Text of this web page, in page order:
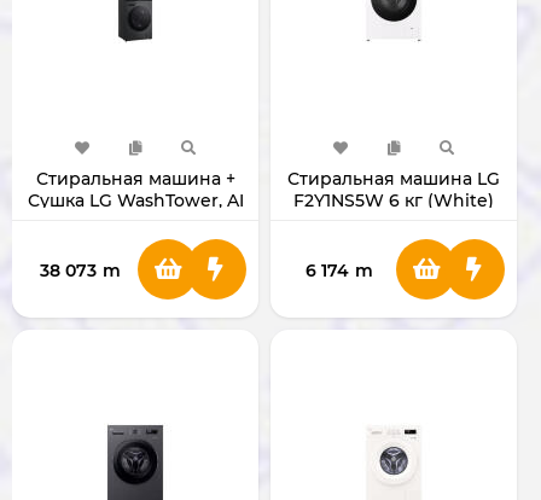
Стиральная машина +
Сушка LG WashTower, AI
38 073 m
Стиральная машина LG
F2Y1NS5W 6 кг (White)
6 174 m